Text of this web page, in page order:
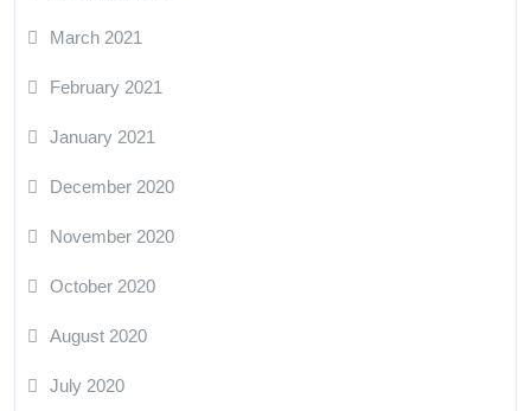
March 2021
February 2021
January 2021
December 2020
November 2020
October 2020
August 2020
July 2020